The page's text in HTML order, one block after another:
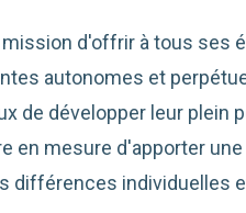
mission d'offrir à tous ses
autonomes et
de développer leur plein
en mesure d'apporter
différences individuelles